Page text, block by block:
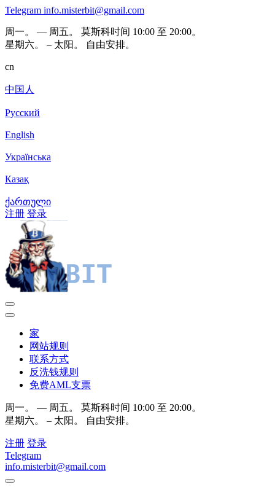
Telegram info.misterbit@gmail.com
周一。 — 周五。 莫斯科时间 10:00 至 20:00。
星期六。 – 太阳。 自由安排。
cn
中国人
Русский
English
Українська
Казақ
ქართული
注册 登录
家
网站规则
联系方式
反洗钱规则
免费AML支票
周一。 — 周五。 莫斯科时间 10:00 至 20:00。
星期六。 – 太阳。 自由安排。
注册 登录
Telegram
info.misterbit@gmail.com